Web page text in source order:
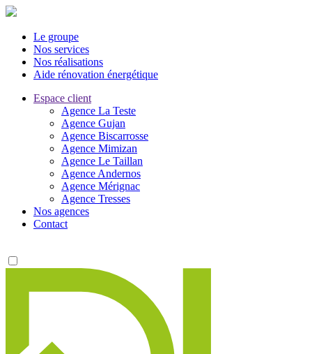
Le groupe
Nos services
Nos réalisations
Aide rénovation énergétique
Espace client
Agence La Teste
Agence Gujan
Agence Biscarrosse
Agence Mimizan
Agence Le Taillan
Agence Andernos
Agence Mérignac
Agence Tresses
Nos agences
Contact